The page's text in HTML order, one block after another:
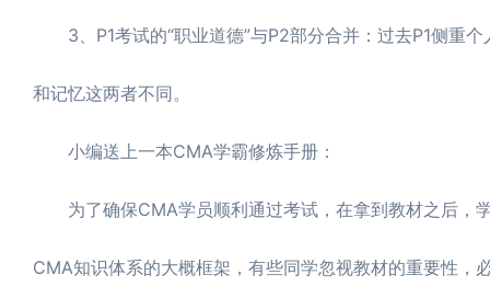
3、P1考试的“职业道德”与P2部分合并：过去P1侧重个
和记忆这两者不同。
小编送上一本CMA学霸修炼手册：
为了确保CMA学员顺利通过考试，在拿到教材之后，
CMA知识体系的大概框架，有些同学忽视教材的重要性，